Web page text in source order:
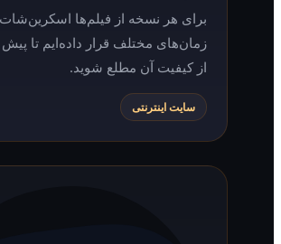
برای هر نسخه از فیلم‌ها اسکرین‌شات‌هایی از
زمان‌های مختلف قرار داده‌ایم تا پیش از دانلود
از کیفیت آن مطلع شوید.
سایت اینترنتی